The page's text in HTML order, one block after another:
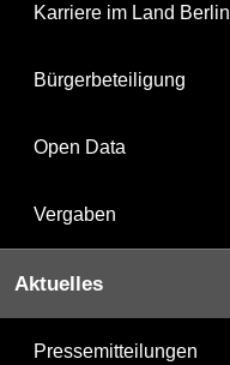
Karriere im Land Berlin
Bürgerbeteiligung
Open Data
Vergaben
Aktuelles
Pressemitteilungen